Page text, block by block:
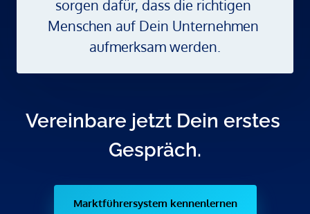
sorgen dafür, dass die richtigen
Menschen auf Dein Unternehmen
aufmerksam werden.
Vereinbare jetzt Dein erstes
Gespräch.
Marktführersystem kennenlernen